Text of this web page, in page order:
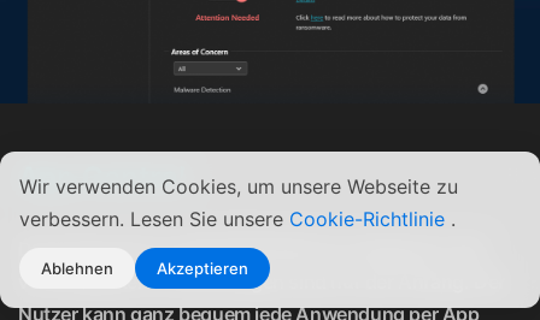
Wir verwenden Cookies, um unsere Webseite zu
verbessern. Lesen Sie unsere Cookie-Richtlinie .
Ablehnen Akzeptieren
App Central
Das Potenzial von ASUSTOR NAS ist unbegrenzt. Die
vorinstallierten Anwendungen sind nur der Anfang. Der
Nutzer kann ganz bequem jede Anwendung per App